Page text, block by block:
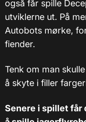
også får spille
utviklerne ut. På
Autobots mørke,
fiender.
Tenk om man
å skyte i filler
Senere i spillet får